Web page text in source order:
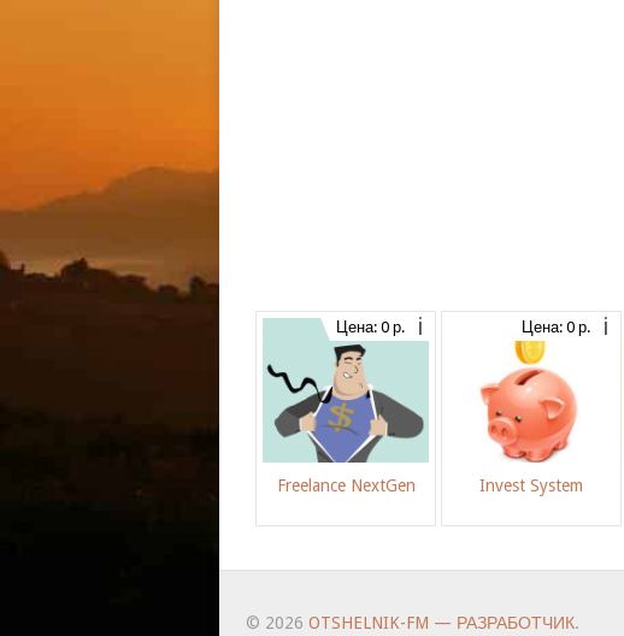
Цена: 0 р.
Freelance NextGen
Цена: 0 р.
Invest System
© 2026 OTSHELNIK-FM — РАЗРАБОТЧИК.